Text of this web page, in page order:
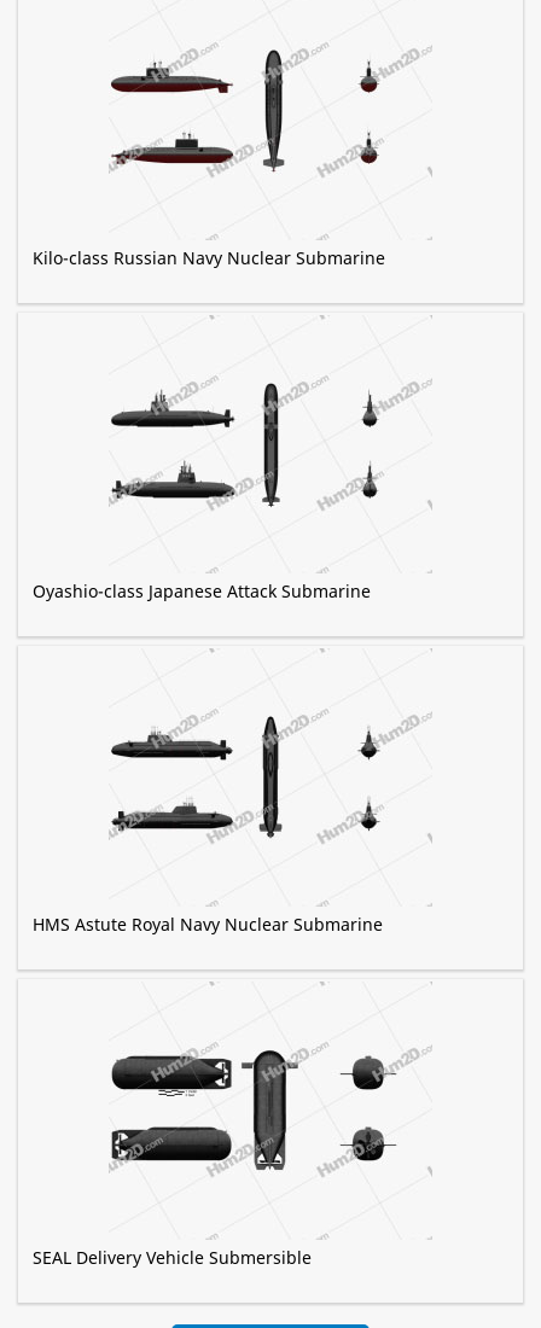
Kilo-class Russian Navy Nuclear Submarine
Oyashio-class Japanese Attack Submarine
HMS Astute Royal Navy Nuclear Submarine
SEAL Delivery Vehicle Submersible